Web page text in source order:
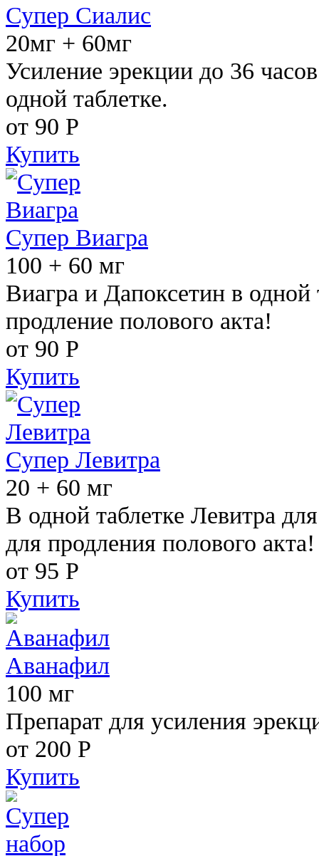
Супер Сиалис
20мг + 60мг
Усиление эрекции до 36
одной таблетке.
от 90 Р
Купить
Супер Виагра
100 + 60 мг
Виагра и Дапоксетин в одной
продление полового акта!
от 90 Р
Купить
Супер Левитра
20 + 60 мг
В одной таблетке Левитра
для продления полового акта!
от 95 Р
Купить
Аванафил
100 мг
Препарат для усиления
от 200 Р
Купить